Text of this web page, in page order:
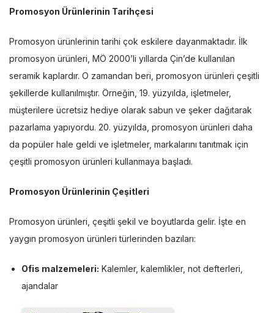
Promosyon Ürünlerinin Tarihçesi
Promosyon ürünlerinin tarihi çok eskilere dayanmaktadır. İlk
promosyon ürünleri, MÖ 2000’li yıllarda Çin’de kullanılan
seramik kaplardır. O zamandan beri, promosyon ürünleri çeşitli
şekillerde kullanılmıştır. Örneğin, 19. yüzyılda, işletmeler,
müşterilere ücretsiz hediye olarak sabun ve şeker dağıtarak
pazarlama yapıyordu. 20. yüzyılda, promosyon ürünleri daha
da popüler hale geldi ve işletmeler, markalarını tanıtmak için
çeşitli promosyon ürünleri kullanmaya başladı.
Promosyon Ürünlerinin Çeşitleri
Promosyon ürünleri, çeşitli şekil ve boyutlarda gelir. İşte en
yaygın promosyon ürünleri türlerinden bazıları:
Ofis malzemeleri: Kalemler, kalemlikler, not defterleri,
ajandalar